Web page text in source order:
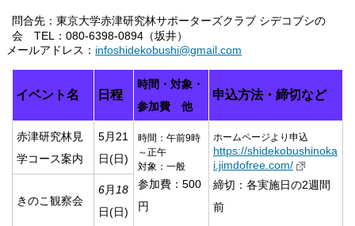
問合先： 東京大学赤津研究林サポーターズクラブ シデコブシの
会 TEL： 080-6398-0894 （坂井）
アドレス： infoshidekobushi@gmail.com
イベント名 日程
時間・対象・
参加費 他
申込方法・締切など
赤津研究林見
学コース案内
5月21
日 ( 日 )
時間：午前9時
～正午
対象：一般
参加費： 500
円
ホームページより申込
https://shidekobushinoka
i.jimdofree.com/
締切：各実施日の2週間
前
きのこ観察会
6月 18
日 ( 日 )